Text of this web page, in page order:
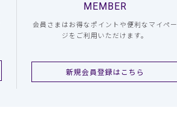
MEMBER
会員さまはお得なポイントや便利なマイペー
ジをご利用いただけます。
新規会員登録はこちら